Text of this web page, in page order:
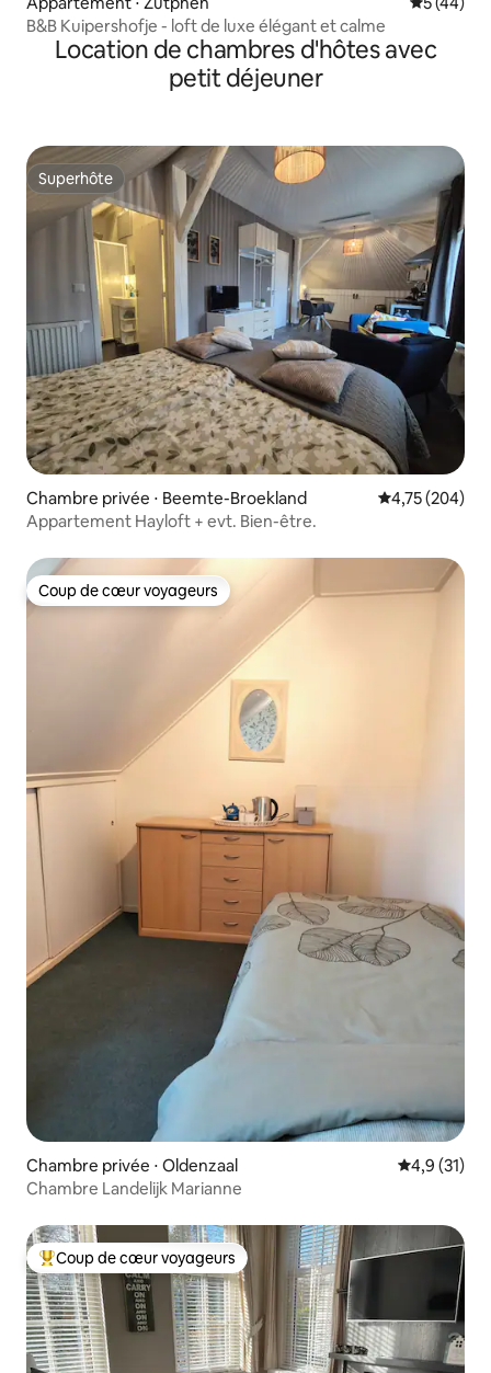
B&B Kuipershofje - loft de luxe élégant et calme
Location de chambres d'hôtes avec
petit déjeuner
Superhôte
Superhôte
Chambre privée ⋅ Beemte-Broekland Évaluation
4,75 (204)
Appartement Hayloft + evt. Bien-être.
Coup de cœur voyageurs
Coup de cœur voyageurs
Chambre privée ⋅ Oldenzaal Évaluation
4,9 (31)
Chambre Landelijk Marianne
Coups de cœur voyageurs les plus appréciés
Coup de cœur voyageurs